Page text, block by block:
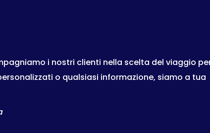
i nostri clienti nella scelta del viaggio
o qualsiasi informazione, siamo a tua